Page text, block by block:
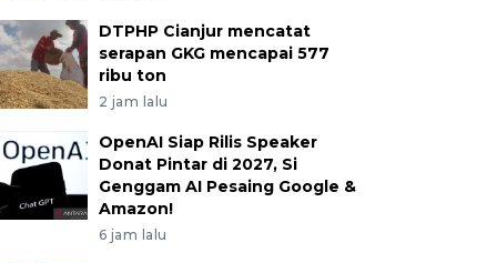
DTPHP Cianjur mencatat
serapan GKG mencapai 577
ribu ton
2 jam lalu
OpenAI Siap Rilis Speaker
Donat Pintar di 2027, Si
Genggam AI Pesaing Google &
Amazon!
6 jam lalu